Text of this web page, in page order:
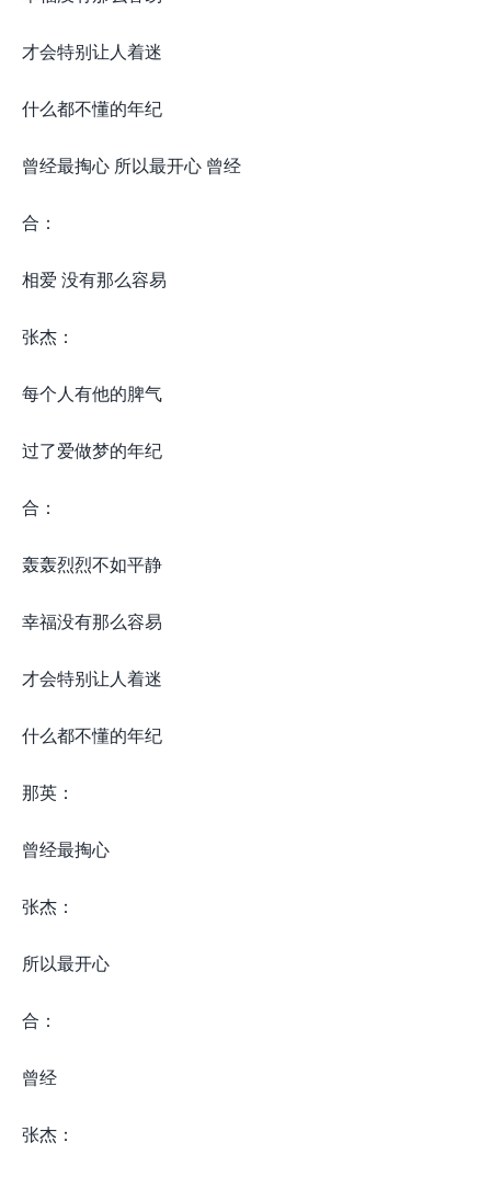
才会特别让人着迷
什么都不懂的年纪
曾经最掏心 所以最开心 曾经
合：
相爱 没有那么容易
张杰：
每个人有他的脾气
过了爱做梦的年纪
合：
轰轰烈烈不如平静
幸福没有那么容易
才会特别让人着迷
什么都不懂的年纪
那英：
曾经最掏心
张杰：
所以最开心
合：
曾经
张杰：